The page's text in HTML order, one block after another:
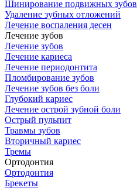
Шинирование подвижных зубов
Удаление зубных отложений
Лечение воспаления десен
Лечение зубов
Лечение зубов
Лечение кариеса
Лечение периодонтита
Пломбирование зубов
Лечение зубов без боли
Глубокий кариес
Лечение острой зубной боли
Острый пульпит
Травмы зубов
Вторичный кариес
Тремы
Ортодонтия
Ортодонтия
Брекеты